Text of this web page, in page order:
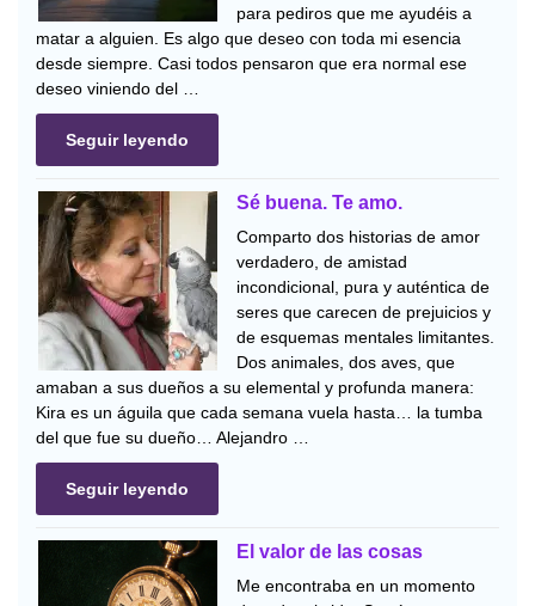
para pediros que me ayudéis a
matar a alguien. Es algo que deseo con toda mi esencia
desde siempre. Casi todos pensaron que era normal ese
deseo viniendo del …
Seguir leyendo
Sé buena. Te amo.
Comparto dos historias de amor
verdadero, de amistad
incondicional, pura y auténtica de
seres que carecen de prejuicios y
de esquemas mentales limitantes.
Dos animales, dos aves, que
amaban a sus dueños a su elemental y profunda manera:
Kira es un águila que cada semana vuela hasta… la tumba
del que fue su dueño… Alejandro …
Seguir leyendo
El valor de las cosas
Me encontraba en un momento